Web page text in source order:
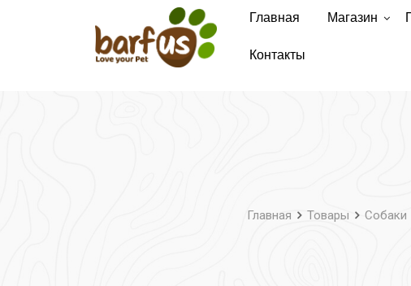
Главная Магазин
Контакты
Главная Товары Собаки